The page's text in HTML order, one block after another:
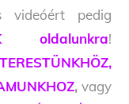
videóért pedig
oldalunkra!
,vagy